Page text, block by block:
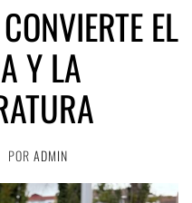
EL
Y LA
POR ADMIN